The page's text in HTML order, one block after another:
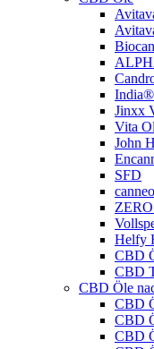
Jinxx
Vita
John
SFD
Helfy
CBD
CBD
CBD Öle
CBD
CBD
CBD